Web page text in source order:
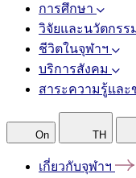
การศึกษา
วิจัยและนวัตกรร
ชีวิตในจุฬาฯ
บริการสังคม
สาระความรู้และ
On TH
เกี่ยวกับจุฬาฯ